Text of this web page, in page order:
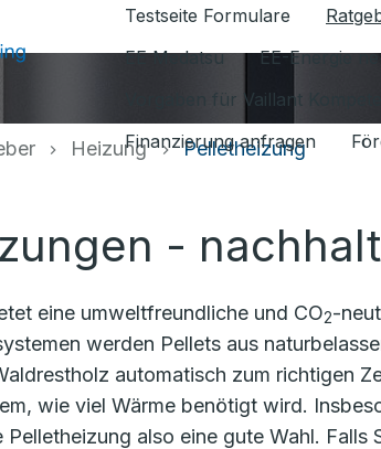
Testseite Formulare
EE Medatsu
EE-Energie
Vorgaben für Vaillant
Finanzierung anfragen
Heizung Pelletheizung
-
eine umweltfreundliche und CO2-
werden Pellets aus
automatisch zum richtigen
wie viel Wärme benötigt wird.
also eine gute Wahl.